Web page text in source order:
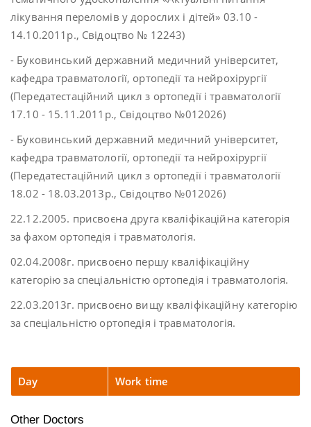
лікування переломів у дорослих і дітей» 03.10 -
14.10.2011р., Свідоцтво № 12243)
- Буковинський державний медичний університет,
кафедра травматології, ортопедії та нейрохірургії
(Передатестаційний цикл з ортопедії і травматології
17.10 - 15.11.2011р., Свідоцтво №012026)
- Буковинський державний медичний університет,
кафедра травматології, ортопедії та нейрохірургії
(Передатестаційний цикл з ортопедії і травматології
18.02 - 18.03.2013р., Свідоцтво №012026)
22.12.2005. присвоєна друга кваліфікаційна категорія
за фахом ортопедія і травматологія.
02.04.2008г. присвоєно першу кваліфікаційну
категорію за спеціальністю ортопедія і травматологія.
22.03.2013г. присвоєно вищу кваліфікаційну категорію
за спеціальністю ортопедія і травматологія.
Day Work time
Other Doctors